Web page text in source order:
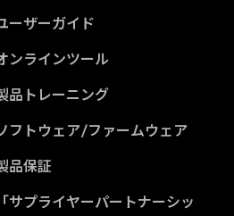
ーザーガイド
ンラインツール
品トレーニング
フトウェア/ファームウェア
品保証
「サプライヤーパートナーシッ